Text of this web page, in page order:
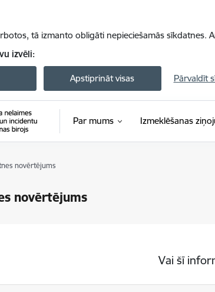
tā izmanto obligāti nepieciešamās
izvēli:
Apstiprināt visas Pārvaldīt
Par mums Izmeklēšanas
novērtējums
novērtējums
Vai šī